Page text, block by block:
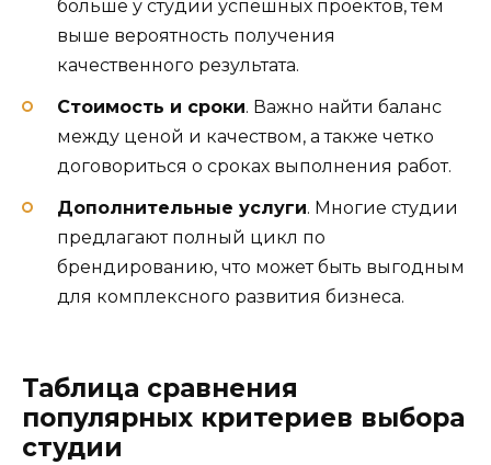
больше у студии успешных проектов, тем
выше вероятность получения
качественного результата.
Стоимость и сроки. Важно найти баланс
между ценой и качеством, а также четко
договориться о сроках выполнения работ.
Дополнительные услуги. Многие студии
предлагают полный цикл по
брендированию, что может быть выгодным
для комплексного развития бизнеса.
Таблица сравнения
популярных критериев выбора
студии